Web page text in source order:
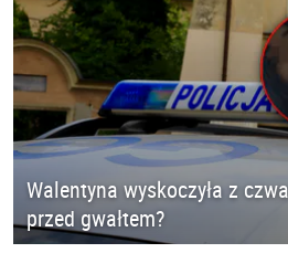
Walentyna wyskoczyła z
przed gwałtem?